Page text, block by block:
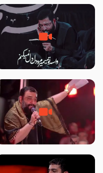
مصداق کربلا – حاج حسین سیب
سرخی
جانا جانا ابی عبدالله – کربلایی جواد
مقدم – شب هشتم محرم 1448 –